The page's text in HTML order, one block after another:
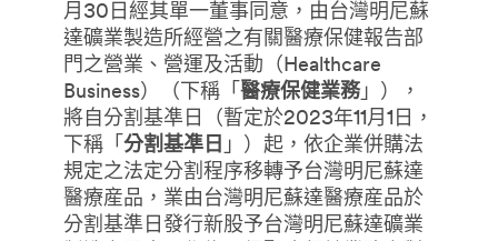
月30日經其單一董事同意，由台灣明尼蘇
達礦業製造所經營之有關醫療保健報告部
門之營業、營運及活動（Healthcare
Business）（下稱「 醫療保健業務」），
將自分割基凖日（暫定於2023年11月1日，
下稱「 分割基凖日 」）起，依企業併購法
規定之法定分割程序移轉予台灣明尼蘇達
醫療産品，業由台灣明尼蘇達醫療産品於
分割基準日發行新股予台灣明尼蘇達礦業